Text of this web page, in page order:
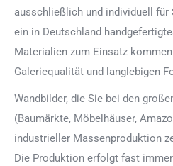
ausschließlich und individuell für
ein in Deutschland
Materialien zum Einsatz
Galeriequalität und langlebigen
Wandbilder, die Sie bei den
(Baumärkte, Möbelhäuser,
industrieller Massenproduktion
Die Produktion erfolgt fast